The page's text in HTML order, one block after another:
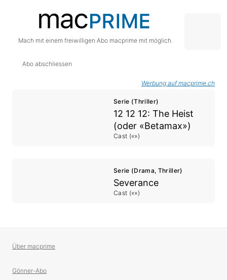
Mach mit einem freiwilligen Abo macprime mit möglich.
Abo abschliessen
Werbung auf macprime.ch
Serie (Thriller)
12 12 12: The Heist
(oder «Betamax»)
Cast («»)
Serie (Drama, Thriller)
Severance
Cast («»)
Über macprime
Gönner-Abo